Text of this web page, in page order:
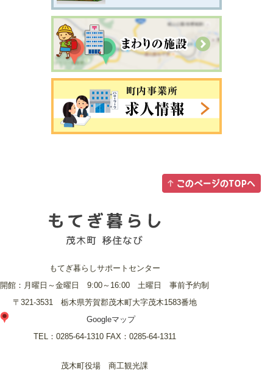
もてぎ暮らしサポートセンター
開館：月曜日～金曜日 9:00～16:00 土曜日 事前予約制
〒321-3531 栃木県芳賀郡茂木町大字茂木1583番地
Googleマップ
TEL： 0285-64-1310FAX： 0285-64-1311
茂木町役場 商工観光課